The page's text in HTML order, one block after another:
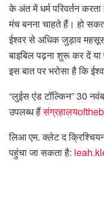
के अंत में धर्म परिवर्तन
मंच बनना चाहते हैं। हो
ईश्वर से अधिक जुड़ाव
बाइबिल पढ़ना शुरू कर दें
इस बात पर भरोसा है कि
“लुईस एंड टॉल्किन” 30
उपलब्ध हैं
लिआ एम. क्लेट द
पहुंचा जा सकता है: